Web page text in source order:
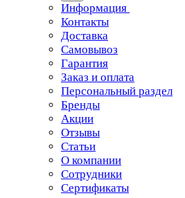
Информация
Контакты
Доставка
Самовывоз
Гарантия
Заказ и оплата
Персональный раздел
Бренды
Акции
Отзывы
Статьи
О компании
Сотрудники
Сертификаты